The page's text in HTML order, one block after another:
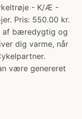
- K/Æ -
Pris: 550.00 kr.
af bæredygtig og
dig varme, når
være genereret